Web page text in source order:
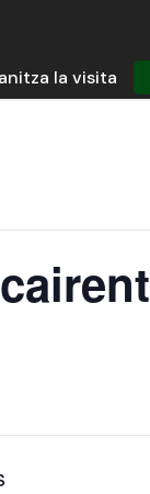
la visita